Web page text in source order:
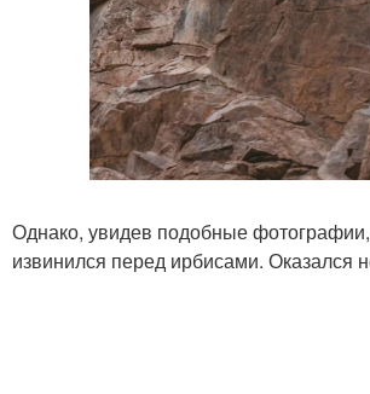
Однако, увидев подобные
извинился перед ирбисами. Оказался